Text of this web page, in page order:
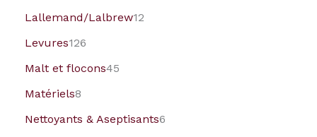
Lallemand/Lalbrew12
Levures126
Malt et flocons45
Matériels8
Nettoyants & Aseptisants6